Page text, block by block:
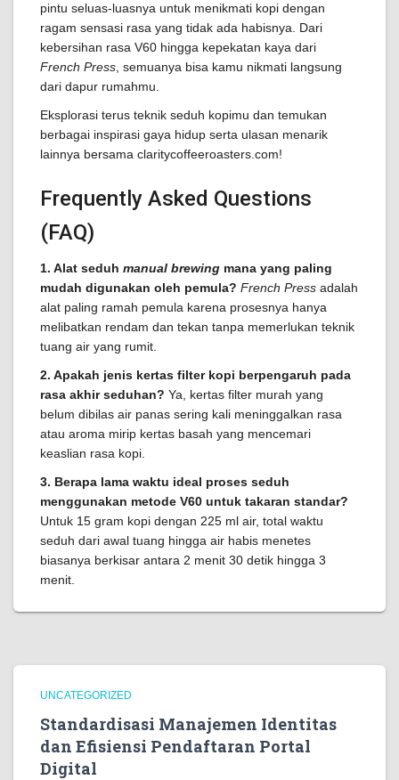
pintu seluas-luasnya untuk menikmati kopi dengan
ragam sensasi rasa yang tidak ada habisnya. Dari
kebersihan rasa V60 hingga kepekatan kaya dari
French Press , semuanya bisa kamu nikmati langsung
dari dapur rumahmu.
Eksplorasi terus teknik seduh kopimu dan temukan
berbagai inspirasi gaya hidup serta ulasan menarik
lainnya bersama claritycoffeeroasters.com!
Frequently Asked Questions
(FAQ)
1. Alat seduh manual brewing mana yang paling
mudah digunakan oleh pemula? French Press adalah
alat paling ramah pemula karena prosesnya hanya
melibatkan rendam dan tekan tanpa memerlukan teknik
tuang air yang rumit.
2. Apakah jenis kertas filter kopi berpengaruh pada
rasa akhir seduhan? Ya, kertas filter murah yang
belum dibilas air panas sering kali meninggalkan rasa
atau aroma mirip kertas basah yang mencemari
keaslian rasa kopi.
3. Berapa lama waktu ideal proses seduh
menggunakan metode V60 untuk takaran standar?
Untuk 15 gram kopi dengan 225 ml air, total waktu
seduh dari awal tuang hingga air habis menetes
biasanya berkisar antara 2 menit 30 detik hingga 3
menit.
UNCATEGORIZED
Standardisasi Manajemen Identitas
dan Efisiensi Pendaftaran Portal
Digital